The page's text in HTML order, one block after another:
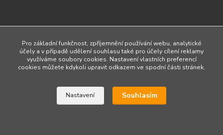
Pro základní funkčnost, zpříjemnění používání webu, analytické
účely a v případě udělení souhlasu také pro účely cílení reklamy
využíváme soubory cookies. Nastavení vlastních preferencí
cookies můžete kdykoli upravit odkazem ve spodní části stránek.
Nastavení Souhlasím